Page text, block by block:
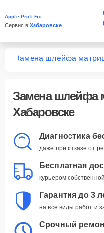
Apple Profi Fix
Сервис в Хабаровске
Замена шлейфа
Замена шлейфа
Хабаровске
Диагностика
даже при отказе от
Бесплатная
курьером
Гарантия до 3
на все виды работ и
Срочный